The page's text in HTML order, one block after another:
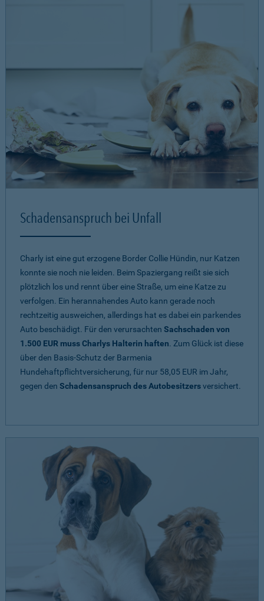
Schadensanspruch bei Unfall
Charly ist eine gut erzogene Border Collie Hündin, nur Katzen
konnte sie noch nie leiden. Beim Spaziergang reißt sie sich
plötzlich los und rennt über eine Straße, um eine Katze zu
verfolgen. Ein herannahendes Auto kann gerade noch
rechtzeitig ausweichen, allerdings hat es dabei ein parkendes
Auto beschädigt. Für den verursachten Sachschaden von
1.500 EUR muss Charlys Halterin haften. Zum Glück ist diese
über den Basis-Schutz der Barmenia
Hundehaftpflichtversicherung, für nur 58,05 EUR im Jahr,
gegen den Schadensanspruch des Autobesitzersversichert.